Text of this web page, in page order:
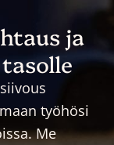
ja
työhösi
Me